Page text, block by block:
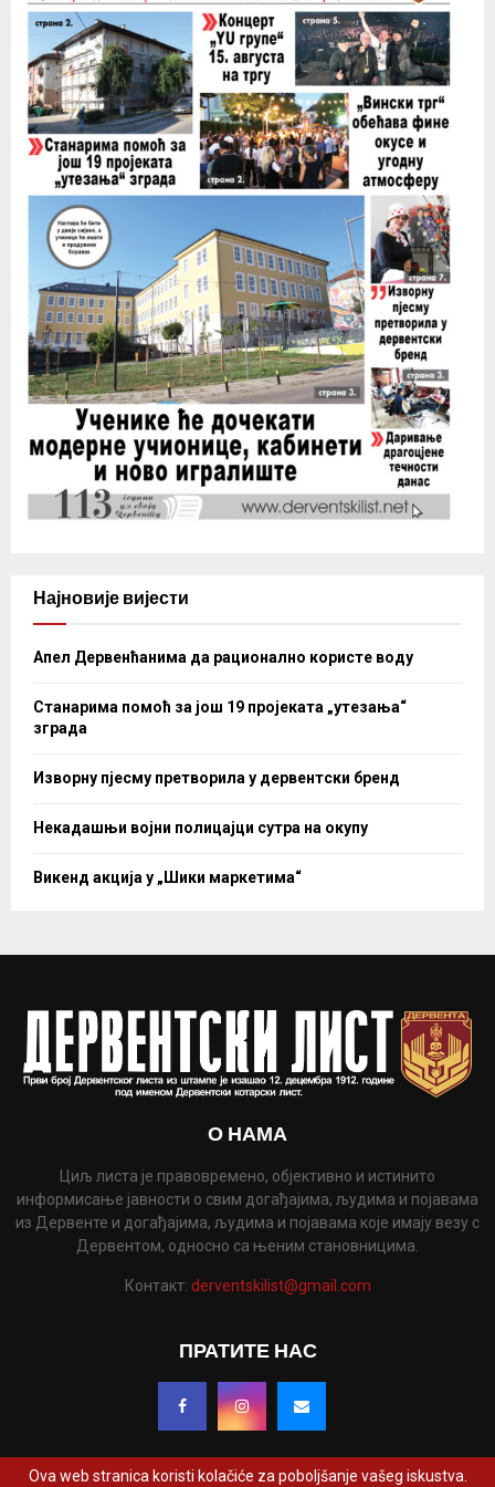
Најновије вијести
Апел Дервенћанима да рационално користе воду
Станарима помоћ за још 19 пројеката „утезања“
зграда
Изворну пјесму претворила у дервентски бренд
Некадашњи војни полицајци сутра на окупу
Викенд акција у „Шики маркетима“
О НАМА
Циљ листа је правовремено, објективно и истинито
информисање јавности о свим догађајима, људима и појавама
из Дервенте и догађајима, људима и појавама које имају везу с
Дервентом, односно са њеним становницима.
Контакт: derventskilist@gmail.com
ПРАТИТЕ НАС
Ova web stranica koristi kolačiće za poboljšanje vašeg iskustva.